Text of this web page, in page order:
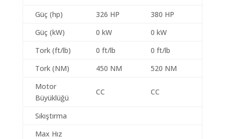
Güç (hp) 326 HP
380 HP
Güç (kW)
0 kW
0 kW
Tork (ft/lb)
0 ft/lb
0 ft/lb
Tork (NM)
450 NM
520 NM
Motor
Büyüklüğü
CC CC
Sıkıştırma
Max Hız